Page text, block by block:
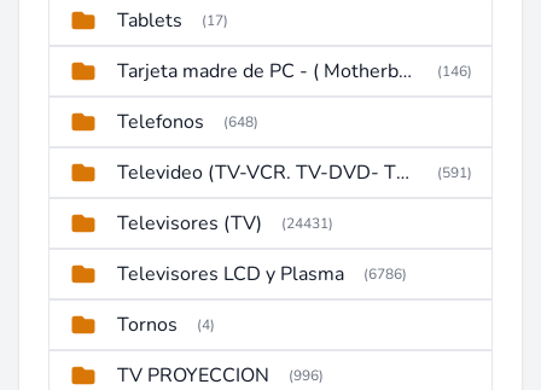
Tablets (17)
Tarjeta madre de PC - ( Motherboard ) (146)
Telefonos (648)
Televideo (TV-VCR. TV-DVD- TV-DVD-VCR) (591)
Televisores (TV) (24431)
Televisores LCD y Plasma (6786)
Tornos (4)
TV PROYECCION (996)